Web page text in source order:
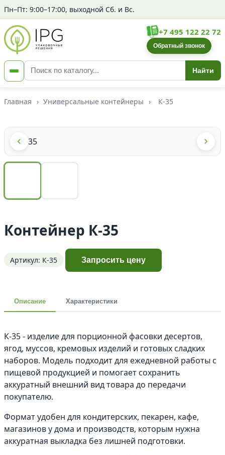
Пн–Пт: 9:00–17:00, выходной Сб. и Вс.
Найти
+7 495 122 22 72
Обратный звонок
Главная › Универсальные контейнеры › К-35
Контейнер К-35
Артикул: К-35 Запросить цену
Описание Характеристики
К-35 - изделие для порционной фасовки десертов,
ягод, муссов, кремовых изделий и готовых сладких
наборов. Модель подходит для ежедневной работы с
пищевой продукцией и помогает сохранить
аккуратный внешний вид товара до передачи
покупателю.
Формат удобен для кондитерских, пекарен, кафе,
магазинов у дома и производств, которым нужна
аккуратная выкладка без лишней подготовки.